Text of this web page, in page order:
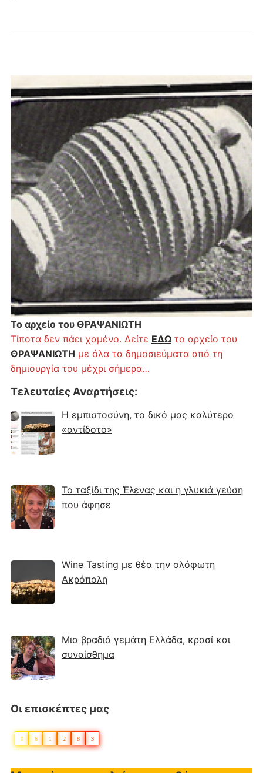
Το αρχείο του ΘΡΑΨΑΝΙΩΤΗ
Τίποτα δεν πάει χαμένο. Δείτε ΕΔΩτο αρχείο του
ΘΡΑΨΑΝΙΩΤΗ με όλα τα δημοσιεύματα από τη
δημιουργία του μέχρι σήμερα…
Τελευταίες Αναρτήσεις:
Η εμπιστοσύνη, το δικό μας καλύτερο
«αντίδοτο»
Το ταξίδι της Έλενας και η γλυκιά γεύση
που άφησε
Wine Tasting με θέα την ολόφωτη
Ακρόπολη
Μια βραδιά γεμάτη Ελλάδα, κρασί και
συναίσθημα
Οι επισκέπτες μας
0 6 1 2 8 3